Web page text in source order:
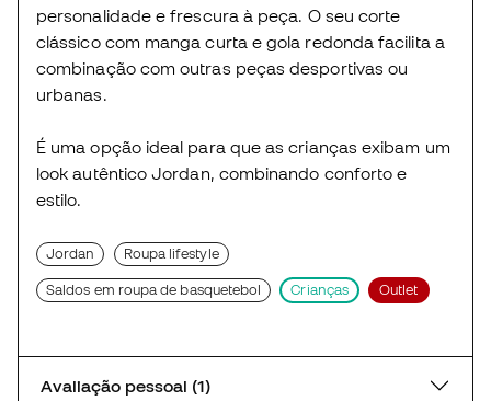
personalidade e frescura à peça. O seu corte
clássico com manga curta e gola redonda facilita a
combinação com outras peças desportivas ou
urbanas.
É uma opção ideal para que as crianças exibam um
look autêntico Jordan, combinando conforto e
estilo.
Jordan Roupa lifestyle
Saldos em roupa de basquetebol Crianças Outlet
Avaliação pessoal (1)